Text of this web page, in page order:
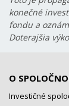
konečné
fondu a
Doterajšia
O
Investičné